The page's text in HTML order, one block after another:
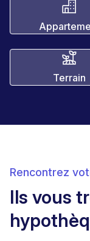
Terrain
Rencontrez
Ils vous